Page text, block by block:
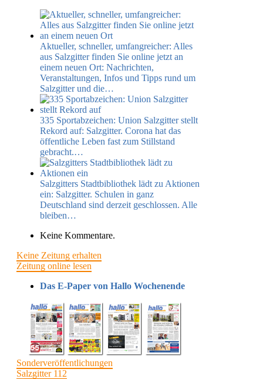
Aktueller, schneller, umfangreicher: Alles
aus Salzgitter finden Sie online jetzt an
einem neuen Ort: Nachrichten,
Veranstaltungen, Infos und Tipps rund um
Salzgitter und die…
335 Sportabzeichen: Union Salzgitter stellt
Rekord auf: Salzgitter​. Corona hat das
öffentliche Leben fast zum Stillstand
gebracht.…
Salzgitters Stadtbibliothek lädt zu Aktionen
ein: Salzgitter​. Schulen in ganz
Deutschland sind derzeit geschlossen. Alle
bleiben…
Keine Kommentare.
Keine Zeitung erhalten
Zeitung online lesen
Das E-Paper von Hallo Wochenende
Sonderveröffentlichungen
Salzgitter 112